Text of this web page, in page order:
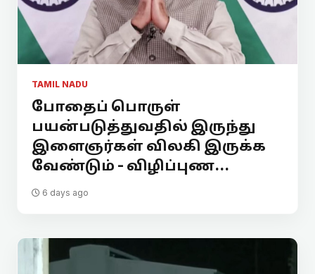
TAMIL NADU
போதைப் பொருள்
பயன்படுத்துவதில் இருந்து
இளைஞர்கள் விலகி இருக்க
வேண்டும் - விழிப்புண...
6 days ago